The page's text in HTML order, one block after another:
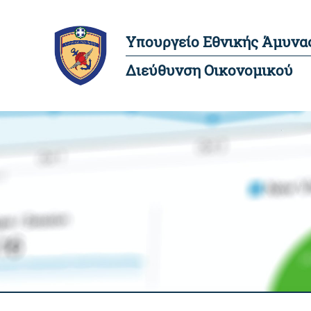
Υπουργείο Εθνικής
Διεύθυνση Οικονομικού